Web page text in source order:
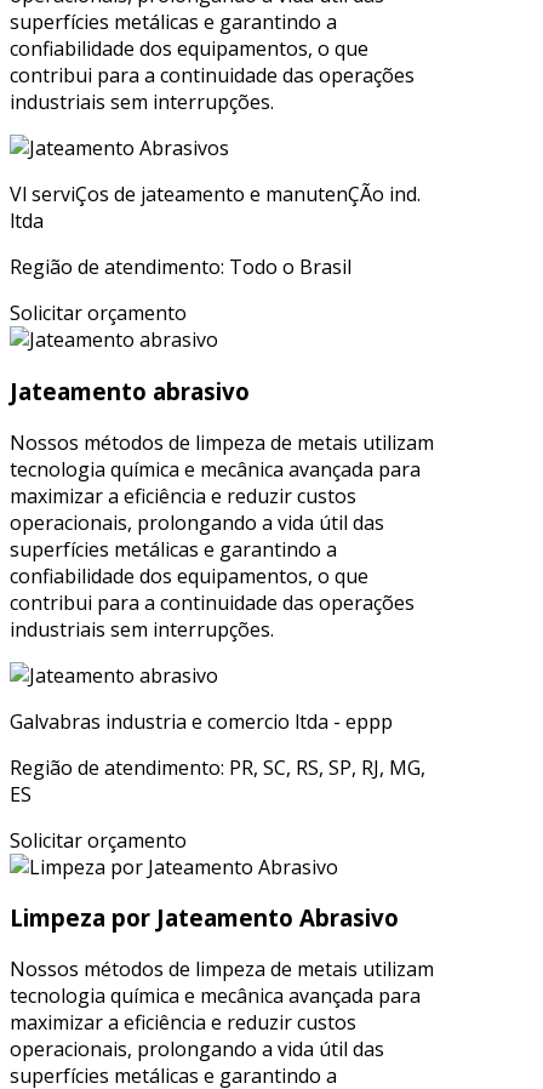
superfícies metálicas e garantindo a
confiabilidade dos equipamentos, o que
contribui para a continuidade das operações
industriais sem interrupções.
Vl serviÇos de jateamento e manutenÇÃo ind.
ltda
Região de atendimento: Todo o Brasil
Solicitar orçamento
Jateamento abrasivo
Nossos métodos de limpeza de metais utilizam
tecnologia química e mecânica avançada para
maximizar a eficiência e reduzir custos
operacionais, prolongando a vida útil das
superfícies metálicas e garantindo a
confiabilidade dos equipamentos, o que
contribui para a continuidade das operações
industriais sem interrupções.
Galvabras industria e comercio ltda - eppp
Região de atendimento: PR, SC, RS, SP, RJ, MG,
ES
Solicitar orçamento
Limpeza por Jateamento Abrasivo
Nossos métodos de limpeza de metais utilizam
tecnologia química e mecânica avançada para
maximizar a eficiência e reduzir custos
operacionais, prolongando a vida útil das
superfícies metálicas e garantindo a